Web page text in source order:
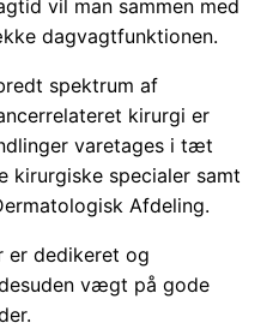
vil man sammen med
dagvagtfunktionen.
spektrum af
kirurgi er
varetages i tæt
kirurgiske specialer samt
Afdeling.
er dedikeret og
vægt på gode